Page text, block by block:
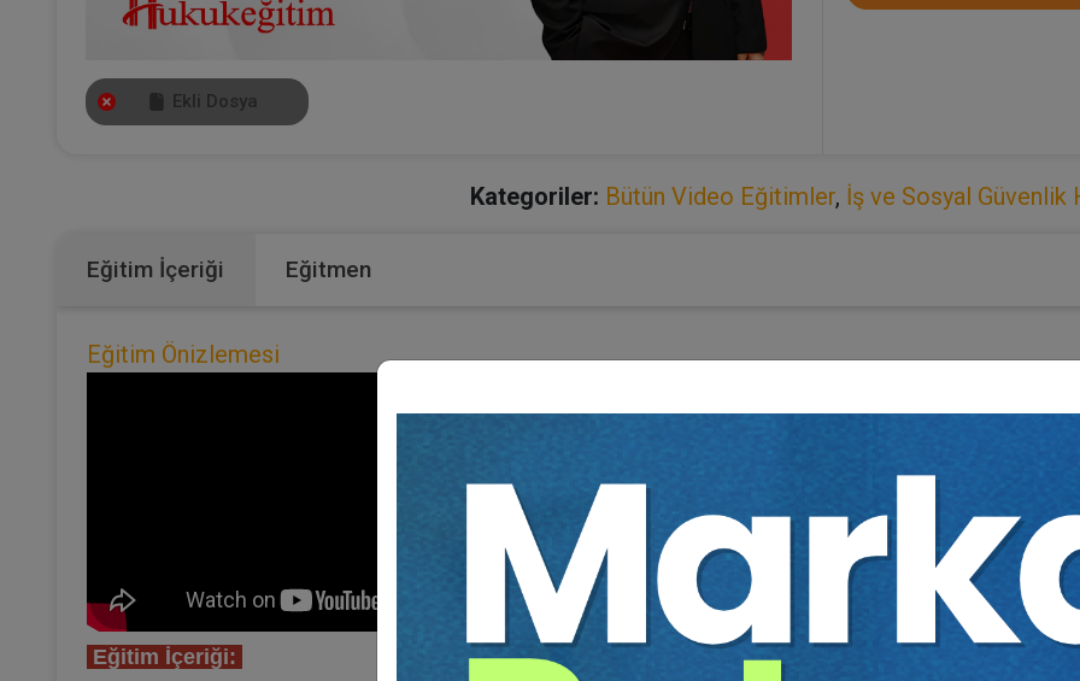
Ekli Dosya
Kategoriler: Bütün Video Eğitimler, İş ve Sosyal Güvenlik
Eğitim İçeriği Eğitmen
Eğitim Önizlemesi
Eğitim İçeriği: